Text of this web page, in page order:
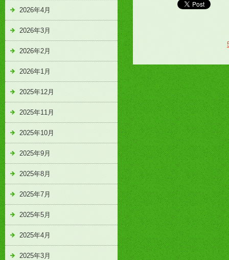
2026年4月
2026年3月
2026年2月
2026年1月
2025年12月
2025年11月
2025年10月
2025年9月
2025年8月
2025年7月
2025年5月
2025年4月
2025年3月